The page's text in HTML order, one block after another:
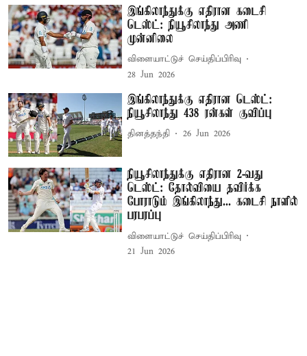
இங்கிலாந்துக்கு எதிரான கடைசி
டெஸ்ட்: நியூசிலாந்து அணி
முன்னிலை
விளையாட்டுச் செய்திப்பிரிவு
28 Jun 2026
இங்கிலாந்துக்கு எதிரான டெஸ்ட்:
நியூசிலாந்து 438 ரன்கள் குவிப்பு
தினத்தந்தி 26 Jun 2026
நியூசிலாந்துக்கு எதிரான 2-வது
டெஸ்ட்: தோல்வியை தவிர்க்க
போராடும் இங்கிலாந்து... கடைசி நாளில்
பரபரப்பு
விளையாட்டுச் செய்திப்பிரிவு
21 Jun 2026